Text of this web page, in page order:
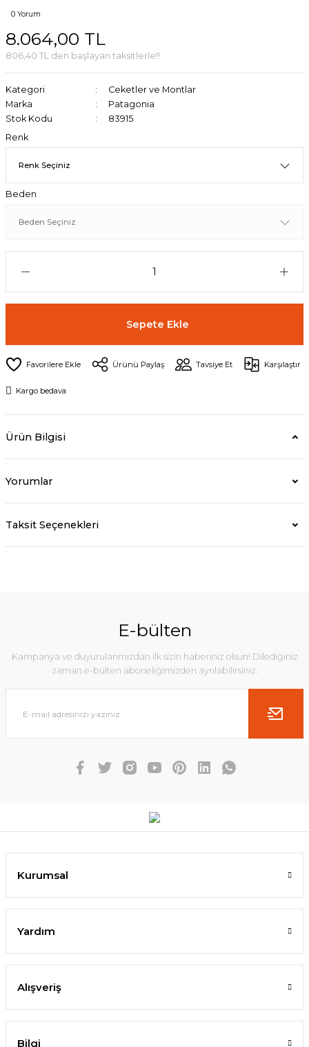
0 Yorum
8.064,00 TL
806,40 TL den başlayan taksitlerle!!
Kategori
Ceketler ve Montlar
Marka
Patagonia
Stok Kodu
83915
Renk
Beden
Sepete Ekle
Ürünü Paylaş Tavsiye Et Karşılaştır
Kargo bedava
Ürün Bilgisi
Yorumlar
Taksit Seçenekleri
E-bülten
Kampanya ve duyurularımızdan ilk sizin haberiniz olsun! Dilediğiniz
zaman e-bülten aboneliğimizden ayrılabilirsiniz.
Kurumsal
Yardım
Alışveriş
Bilgi